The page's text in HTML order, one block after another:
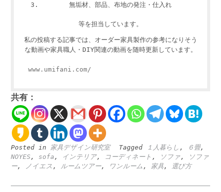
無垢材、部品、布地の発注・仕入れ
等を担当しています。
私の投稿する記事では、オーダー家具製作の参考になりそう
な動画や家具職人・DIY関連の動画を随時更新しています。
www.umifani.com/
共有：
Posted in 家具デザイン研究室 Tagged １人暮らし , ６畳,
NOYES , sofa , インテリア, コーディネート , ソファ,
ソファ
ー, ノイエス , ルームツアー, ワンルーム , 家具, 選び方